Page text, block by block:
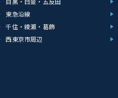
東急沿線
千住・綾瀬・葛飾
西東京市周辺